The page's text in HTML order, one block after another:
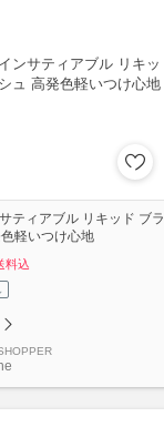
ティアブル リキッド ブラ
軽いつけ心地
料込